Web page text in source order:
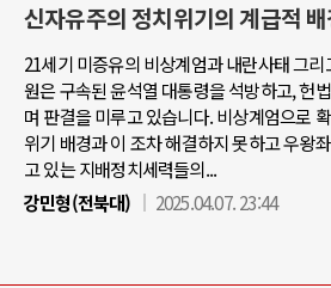
신자유주의 정치위기의 계급적
21세기 미증유의 비상계엄과 내란사태 그
원은 구속된 윤석열 대통령을 석방하고, 헌
며 판결을 미루고 있습니다. 비상계엄으로
위기 배경과 이 조차 해결하지 못하고 우왕
고 있는 지배정치세력들의...
강민형(전북대)
2025.04.07. 23:44